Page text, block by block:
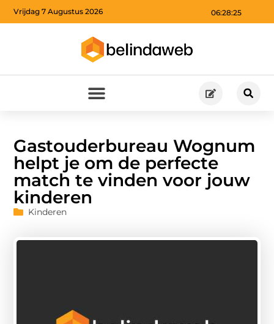
06:28:26
Vrijdag 7 Augustus 2026
Gastouderbureau Wognum
helpt je om de perfecte
match te vinden voor jouw
kinderen
Kinderen